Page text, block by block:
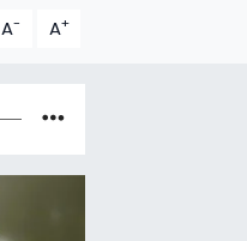
A- A+